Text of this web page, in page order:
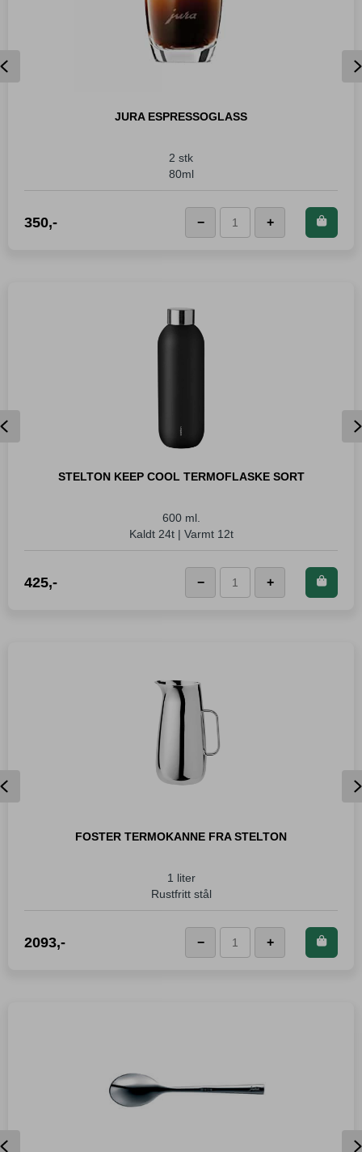
JURA ESPRESSOGLASS
2 stk
80ml
350,-
Kjøp dette produktet og
spar350Poeng!
− +
LEGG I KURVEN
Previous
STELTON KEEP COOL TERMOFLASKE SORT
600 ml.
Kaldt 24t | Varmt 12t
425,-
Kjøp dette produktet og
spar425Poeng!
− +
LEGG I KURVEN
Previous
FOSTER TERMOKANNE FRA STELTON
1 liter
Rustfritt stål
2093,-
Kjøp dette produktet og
spar2 093Poeng!
− +
Previous
Previous